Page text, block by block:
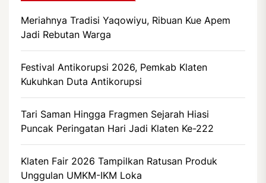
Meriahnya Tradisi Yaqowiyu, Ribuan Kue Apem
Jadi Rebutan Warga
Festival Antikorupsi 2026, Pemkab Klaten
Kukuhkan Duta Antikorupsi
Tari Saman Hingga Fragmen Sejarah Hiasi
Puncak Peringatan Hari Jadi Klaten Ke-222
Klaten Fair 2026 Tampilkan Ratusan Produk
Unggulan UMKM-IKM Loka